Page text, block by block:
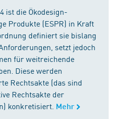
ist die Ökodesign-
Produkte (ESPR) in Kraft
definiert sie bislang
setzt jedoch
für weitreichende
Diese werden
Rechtsakte (das sind
Rechtsakte der
konkretisiert. Mehr